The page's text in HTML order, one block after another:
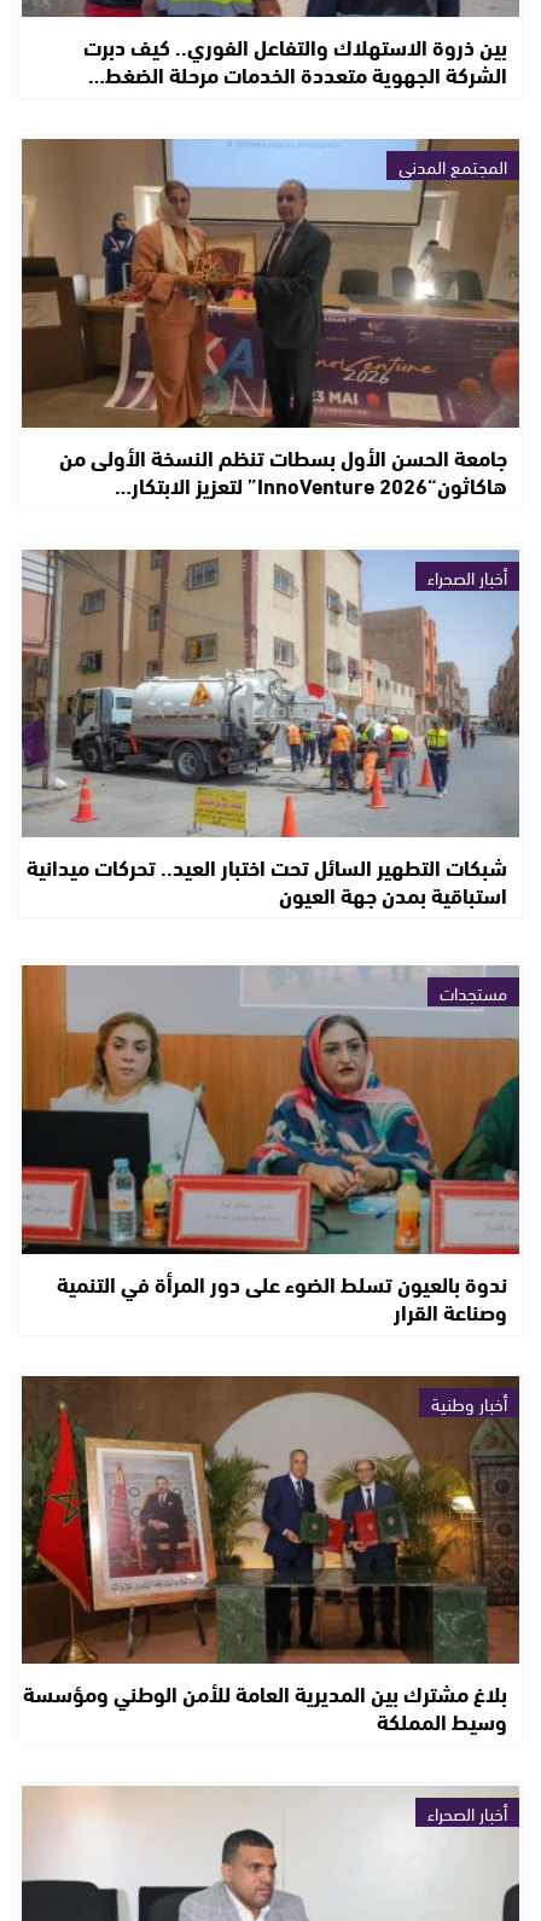
بين ذروة الاستهلاك والتفاعل الفوري.. كيف دبرت
الشركة الجهوية متعددة الخدمات مرحلة الضغط…
المجتمع المدني
جامعة الحسن الأول بسطات تنظم النسخة الأولى من
هاكاثون“InnoVenture 2026” لتعزيز الابتكار…
أخبار الصحراء
شبكات التطهير السائل تحت اختبار العيد.. تحركات ميدانية
استباقية بمدن جهة العيون
مستجدات
ندوة بالعيون تسلط الضوء على دور المرأة في التنمية
وصناعة القرار
أخبار وطنية
بلاغ مشترك بين المديرية العامة للأمن الوطني ومؤسسة
وسيط المملكة
أخبار الصحراء